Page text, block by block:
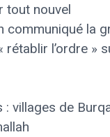
tout nouvel
communiqué la
l’ordre »
villages de